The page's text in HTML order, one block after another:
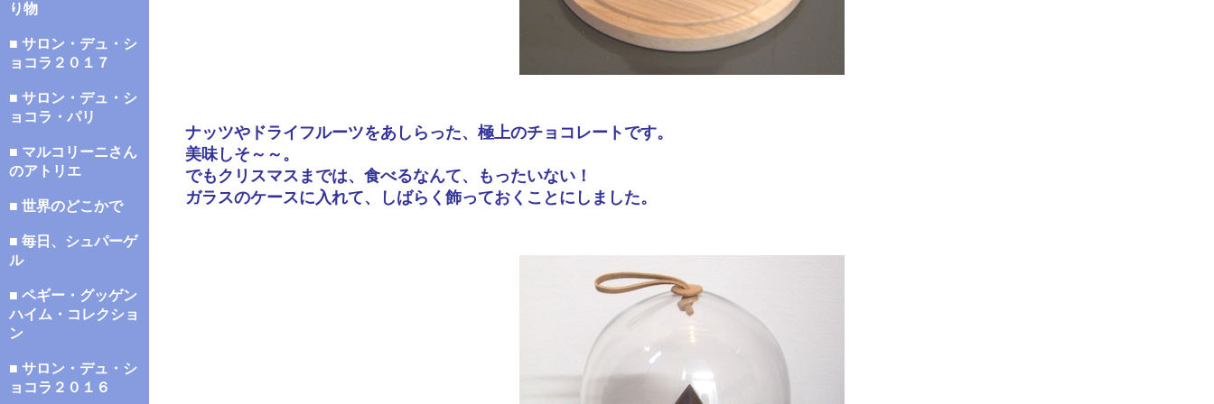
り物
■ サロン・デュ・シ
ョコラ２０１７
■ サロン・デュ・シ
ョコラ・パリ
■ マルコリーニさん
のアトリエ
■ 世界のどこかで
■ 毎日、シュパーゲ
ル
■ ペギー・グッゲン
ハイム・コレクショ
ン
■ サロン・デュ・シ
ョコラ２０１６
ナッツやドライフルーツをあしらった、極上のチョコレートです。
美味しそ～～。
でもクリスマスまでは、食べるなんて、もったいない！
ガラスのケースに入れて、しばらく飾っておくことにしました。